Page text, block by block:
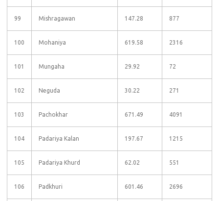
99 Mishragawan 147.28 877
100 Mohaniya 619.58 2316
101 Mungaha 29.92 72
102 Neguda 30.22 271
103 Pachokhar 671.49 4091
104 Padariya Kalan 197.67 1215
105 Padariya Khurd 62.02 551
106 Padkhuri 601.46 2696